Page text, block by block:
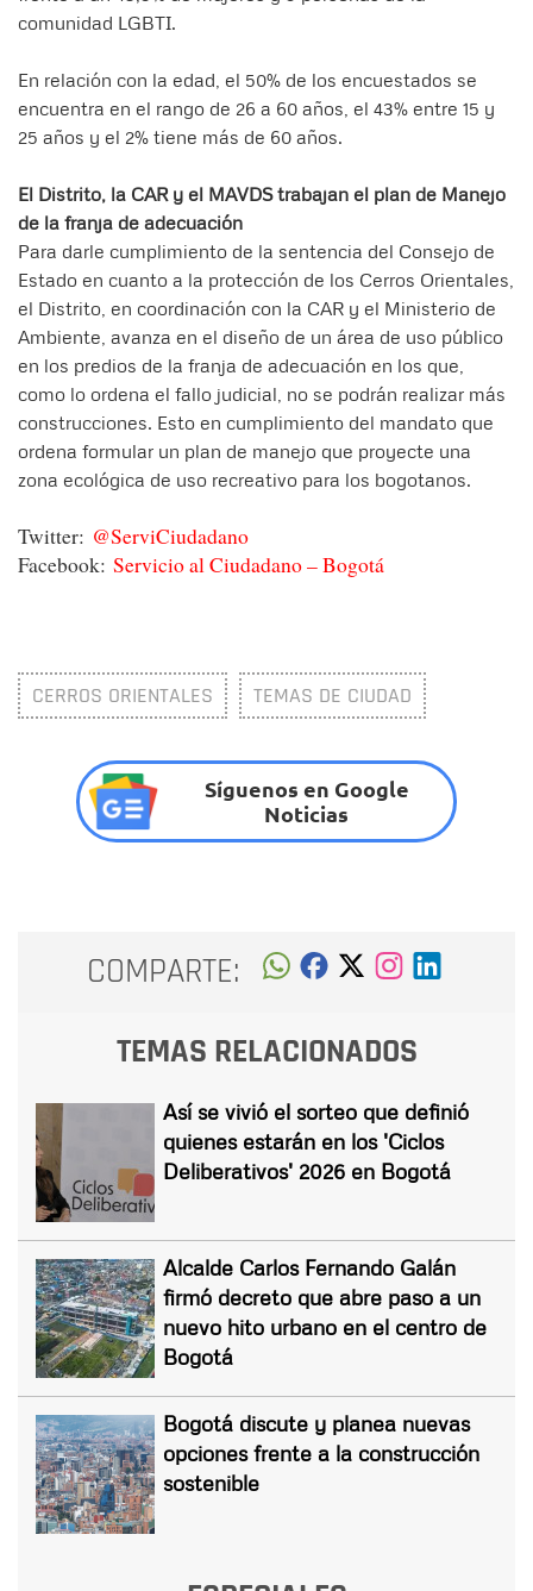
comunidad LGBTI.
En relación con la edad, el 50% de los encuestados se
encuentra en el rango de 26 a 60 años, el 43% entre 15 y
25 años y el 2% tiene más de 60 años.
El Distrito, la CAR y el MAVDS trabajan el plan de Manejo
de la franja de adecuación
Para darle cumplimiento de la sentencia del Consejo de
Estado en cuanto a la protección de los Cerros Orientales,
el Distrito, en coordinación con la CAR y el Ministerio de
Ambiente, avanza en el diseño de un área de uso público
en los predios de la franja de adecuación en los que,
como lo ordena el fallo judicial, no se podrán realizar más
construcciones. Esto en cumplimiento del mandato que
ordena formular un plan de manejo que proyecte una
zona ecológica de uso recreativo para los bogotanos.
Twitter: @ServiCiudadano
Facebook: Servicio al Ciudadano – Bogotá
CERROS ORIENTALES TEMAS DE CIUDAD
Síguenos en Google
Noticias
COMPARTE:
TEMAS RELACIONADOS
Así se vivió el sorteo que definió
quienes estarán en los 'Ciclos
Deliberativos' 2026 en Bogotá
Alcalde Carlos Fernando Galán
firmó decreto que abre paso a un
nuevo hito urbano en el centro de
Bogotá
Bogotá discute y planea nuevas
opciones frente a la construcción
sostenible